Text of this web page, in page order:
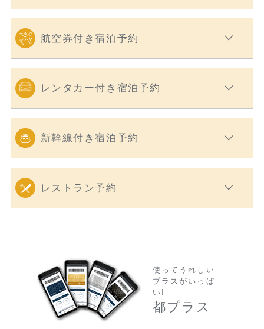
航空券付き宿泊予約
レンタカー付き宿泊予約
新幹線付き宿泊予約
レストラン予約
使ってうれしい
プラスがいっぱ
い!
都プラス